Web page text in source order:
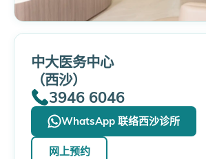
中大医务中心
（西沙）
3946 6046
WhatsApp 联络西沙诊所
网上预约